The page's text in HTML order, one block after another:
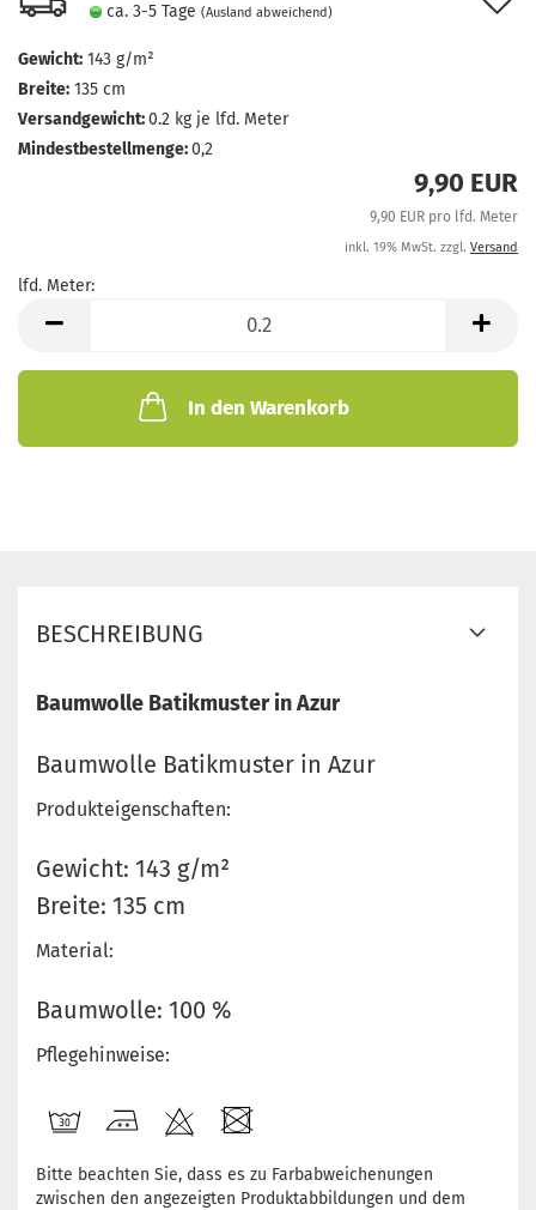
ca. 3-5 Tage (Ausland abweichend)
Gewicht: 143 g/m²
Breite: 135 cm
Versandgewicht:0.2 kg je lfd. Meter
Mindestbestellmenge:0,2
9,90 EUR
9,90 EUR pro lfd. Meter
inkl. 19% MwSt. zzgl. Versand
lfd. Meter:
Meter
In den Warenkorb
BESCHREIBUNG
Baumwolle Batikmuster in Azur
Baumwolle Batikmuster in Azur
Produkteigenschaften:
Gewicht: 143 g/m²
Breite: 135 cm
Material:
Baumwolle: 100 %
Pflegehinweise:
Bitte beachten Sie, dass es zu Farbabweichenungen
zwischen den angezeigten Produktabbildungen und dem